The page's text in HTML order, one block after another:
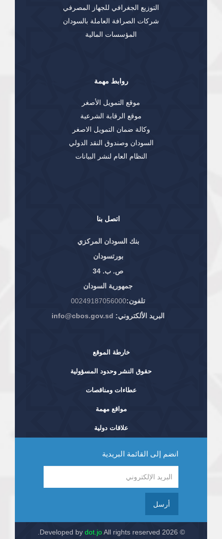
اتصل بنا
بنك السودان المركزي
بورتسودان
ص. ب. 34
جمهورية السودان
تلفون:00249187056000
البريد الألكتروني: info@cbos.gov.sd
التوزيع الجغرافي للجهاز المصرفي
شركات الصرافة العاملة بالسودان
المؤسسات المالية
روابط مهمة
موقع التمويل الأصغر
موقع الرقابة الشرعية
وكالة ضمان التمويل الاصغر
السودان وصندوق النقد الدولي
النظام العام لنشر البيانات
خارطة الموقع
حقوق النشر وحدود المسؤولية
عطاءات ومناقصات
مواقع مهمة
علاقات دولية
انضم إلى القائمة البريدية
أرسل
© 2026 Developed by
dot.joAll rights reserved.